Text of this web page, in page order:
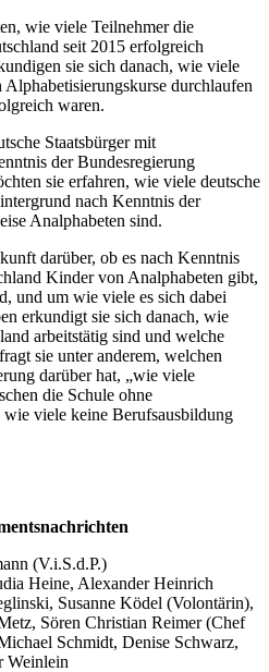
wie viele Teilnehmer die
seit 2015 erfolgreich
sie sich danach, wie viele
durchlaufen
waren.
Staatsbürger mit
der Bundesregierung
sie erfahren, wie viele deutsche
nach Kenntnis der
Analphabeten sind.
darüber, ob es nach Kenntnis
Kinder von Analphabeten gibt,
und um wie viele es sich dabei
erkundigt sie sich danach, wie
arbeitstätig sind und welche
sie unter anderem, welchen
darüber hat, „wie viele
die Schule ohne
wie viele keine Berufsausbildung
(V.i.S.d.P.)
Heine, Alexander Heinrich
Susanne Ködel (Volontärin),
Sören Christian Reimer (Chef
Schmidt, Denise Schwarz,
Weinlein